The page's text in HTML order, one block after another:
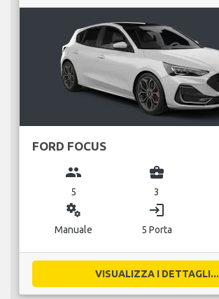
FORD FOCUS
group
5
business_center
3
miscellaneous_services
Manuale
login
5 Porta
VISUALIZZA I DETTAGLI...